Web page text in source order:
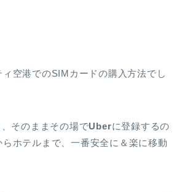
空港でのSIMカードの購入方法でし
そのままその場でUberに登録するの
ホテルまで、一番安全に＆楽に移動